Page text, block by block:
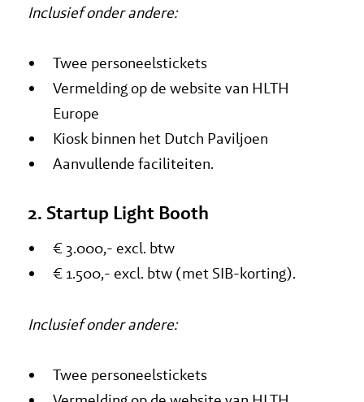
Inclusief onder andere:
Twee personeelstickets
Vermelding op de website van HLTH
Europe
Kiosk binnen het Dutch Paviljoen
Aanvullende faciliteiten.
2. Startup Light Booth
€ 3.000,- excl. btw
€ 1.500,- excl. btw (met SIB-korting).
Inclusief onder andere:
Twee personeelstickets